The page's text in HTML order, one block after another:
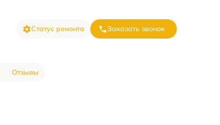
Статус ремонта Заказать звонок
Отзывы